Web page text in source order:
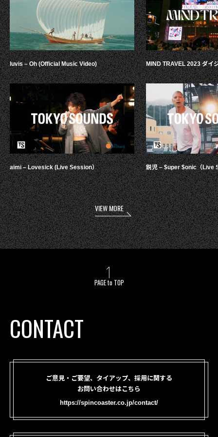
luvis – Oh (Official Music Video)
aimi – Lovesick (Live Session）
MIND TRAVEL 2023 ダイ
鋭児 – $uper $onic（Live
VIEW MORE
PAGE to TOP
CONTACT
ご意見・ご要望、タイアップ、採用に関する
お問い合わせはこちら
https://spincoaster.co.jp/contact/